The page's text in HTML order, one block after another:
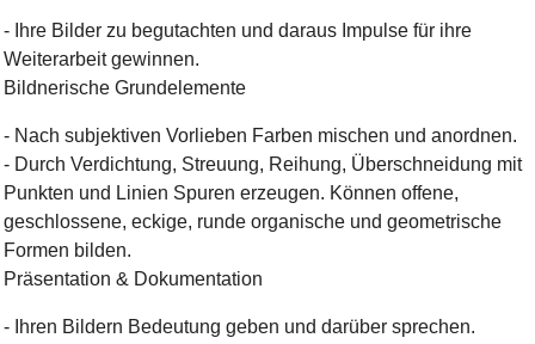
- Ihre Bilder zu begutachten und daraus Impulse für ihre
Weiterarbeit gewinnen.
Bildnerische Grundelemente
- Nach subjektiven Vorlieben Farben mischen und anordnen.
- Durch Verdichtung, Streuung, Reihung, Überschneidung mit
Punkten und Linien Spuren erzeugen. Können offene,
geschlossene, eckige, runde organische und geometrische
Formen bilden.
Präsentation & Dokumentation
- Ihren Bildern Bedeutung geben und darüber sprechen.